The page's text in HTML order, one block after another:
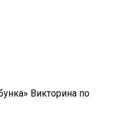
Викторина по